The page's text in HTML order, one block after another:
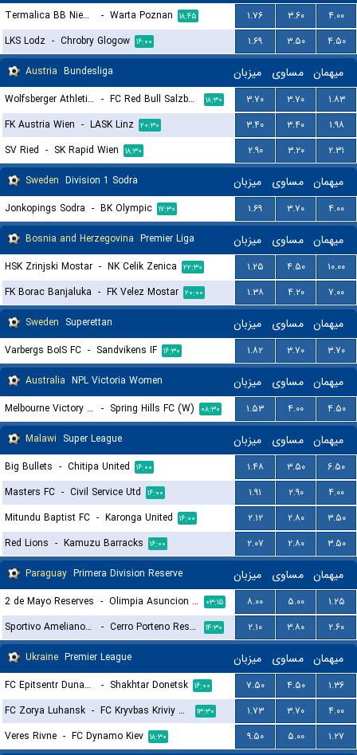
Termalica BB Nieciecza - Warta Poznan ۱۸:۴۵ ۱.۷۶ ۳.۶۰
۴.۰۰
LKS Lodz - Chrobry Glogow ۱۶:۰۰ ۱.۶۹ ۳.۵۰
۴.۵۰
Austria Bundesliga میزبان مساوی میهمان
Wolfsberger Athletik Club - FC Red Bull Salzburg ۱۸:۳۰ ۳.۷۰ ۳.۷۰
۱.۸۳
FK Austria Wien - LASK Linz ۲۰:۳۰ ۳.۴۰ ۳.۴۰
۱.۹۸
SV Ried - SK Rapid Wien ۱۸:۳۰ ۲.۹۰ ۳.۲۰
۲.۳۱
Sweden Division 1 Sodra میزبان مساوی میهمان
Jonkopings Sodra - BK Olympic ۱۷:۳۰ ۱.۶۹ ۳.۷۰
۴.۰۰
Bosnia and Herzegovina Premier Liga میزبان مساوی میهمان
HSK Zrinjski Mostar - NK Celik Zenica ۲۲:۳۰ ۱.۲۵ ۴.۵۰
۱۰.۰۰
FK Borac Banjaluka - FK Velez Mostar ۲۰:۰۰ ۱.۳۸ ۴.۲۰
۷.۰۰
Sweden Superettan میزبان مساوی میهمان
Varbergs BoIS FC - Sandvikens IF ۱۶:۳۰ ۱.۸۲ ۳.۷۰
۳.۷۰
Australia NPL Victoria Women میزبان مساوی میهمان
Melbourne Victory NPL (W) - Spring Hills FC (W) ۰۸:۳۰ ۱.۵۳ ۴.۰۰
۴.۵۰
Malawi Super League میزبان مساوی میهمان
Big Bullets - Chitipa United ۱۶:۰۰ ۱.۴۸ ۳.۵۰
۶.۵۰
Masters FC - Civil Service Utd ۱۶:۰۰ ۱.۹۱ ۲.۹۰
۴.۰۰
Mitundu Baptist FC - Karonga United ۱۶:۰۰ ۲.۱۲ ۲.۸۰
۳.۵۰
Red Lions - Kamuzu Barracks ۱۶:۰۰ ۲.۰۷ ۲.۸۰
۳.۵۰
Paraguay Primera Division Reserve میزبان مساوی میهمان
2 de Mayo Reserves - Olimpia Asuncion Reserves ۰۳:۱۵ ۸.۰۰ ۵.۰۰
۱.۲۵
Sportivo Ameliano Reserves
- Cerro Porteno Reserve ۱۴:۳۰ ۲.۱۰ ۳.۸۰
۲.۶۰
Ukraine Premier League میزبان مساوی میهمان
FC Epitsentr Dunayivtsi - Shakhtar Donetsk ۱۶:۰۰ ۷.۵۰ ۴.۵۰
۱.۳۶
FC Zorya Luhansk - FC Kryvbas Kriviy Rih ۱۳:۳۰ ۱.۷۳ ۳.۷۰
۴.۰۰
Veres Rivne - FC Dynamo Kiev ۱۸:۳۰ ۹.۵۰ ۵.۰۰ ۱.۲۷